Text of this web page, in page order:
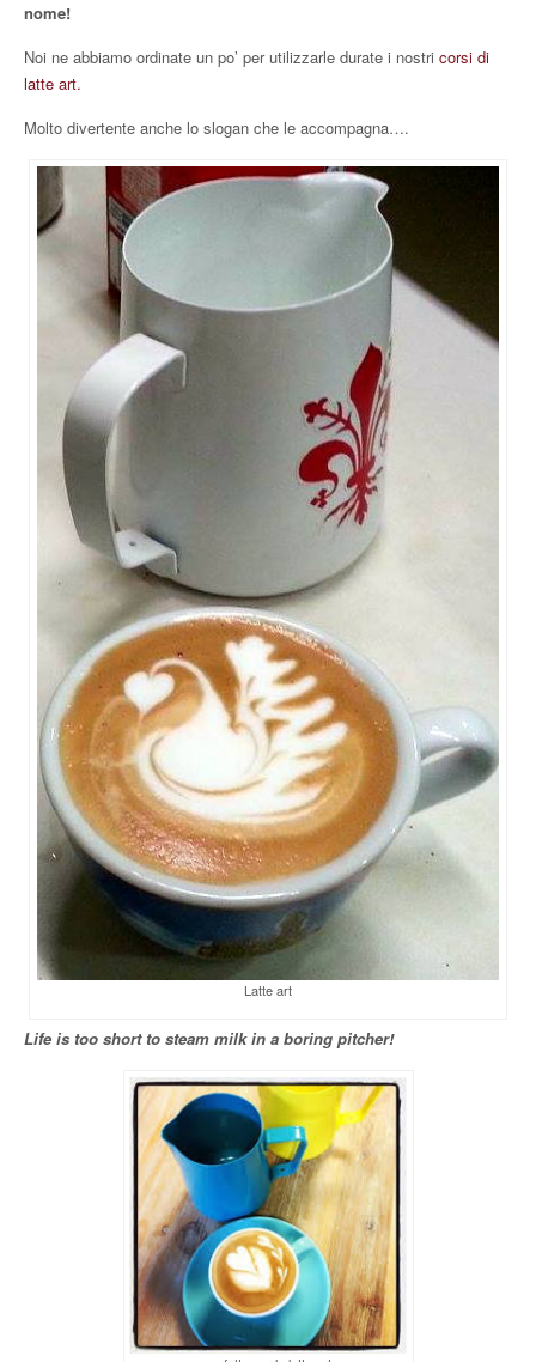
nome!
Noi ne abbiamo ordinate un po’ per utilizzarle durate i nostri corsi di
latte art.
Molto divertente anche lo slogan che le accompagna….
Latte art
Life is too short to steam milk in a boring pitcher!